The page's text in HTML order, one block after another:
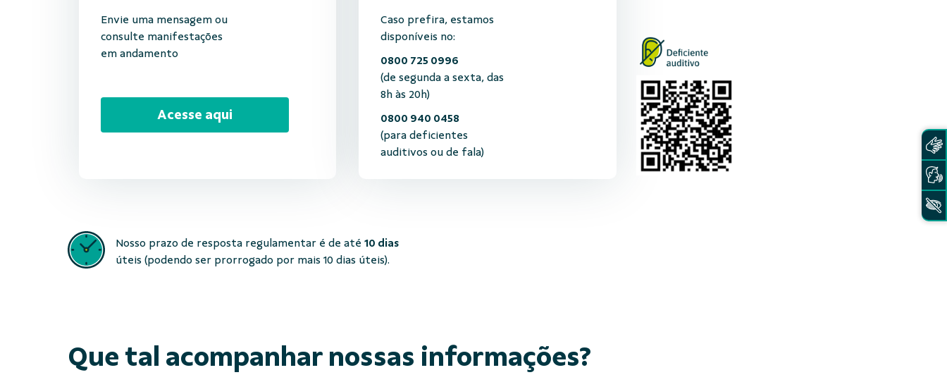
Envie uma mensagem ou
consulte manifestações
em andamento
Acesse aqui
Caso prefira, estamos
disponíveis no:
0800 725 0996
(de segunda a sexta, das
8h às 20h)
0800 940 0458
(para deficientes
auditivos ou de fala)
Nosso prazo de resposta regulamentar é de até 10 dias
úteis (podendo ser prorrogado por mais 10 dias úteis).
Que tal acompanhar nossas informações?